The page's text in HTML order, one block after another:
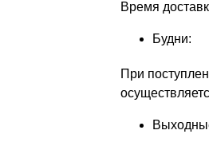
Время
Будни:
При